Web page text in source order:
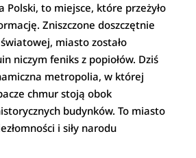
Polski, to miejsce, które przeżyło
Zniszczone doszczętnie
miasto zostało
niczym feniks z popiołów. Dziś
metropolia, w której
chmur stoją obok
budynków. To miasto
i siły narodu